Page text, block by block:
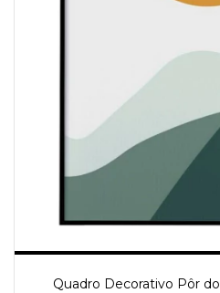
Quadro Decorativo Pôr